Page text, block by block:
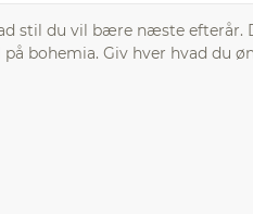
stil du vil bære næste
bohemia. Giv hver hvad du